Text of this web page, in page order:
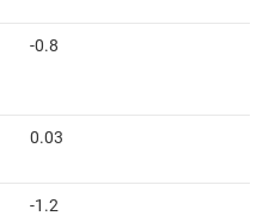
-0.8
0.03
-1.2